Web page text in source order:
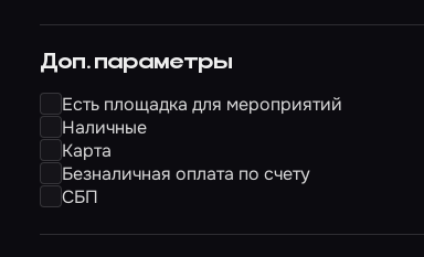
Доп. параметры
Есть площадка для мероприятий
Наличные
Карта
Безналичная оплата по счету
СБП